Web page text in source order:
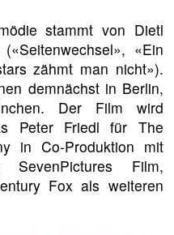
stammt von Dietl
«Ein
zähmt man nicht»).
demnächst in Berlin,
Der Film wird
Peter Friedl für The
in Co-Produktion mit
Film,
Fox als weiteren